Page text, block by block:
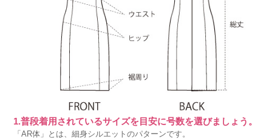
1.普段着用されているサイズを目安に号数を選びましょう。
「AR体」とは、細身シルエットのパターンです。